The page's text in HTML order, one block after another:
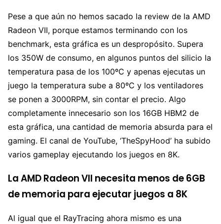
Pese a que aún no hemos sacado la review de la AMD
Radeon VII, porque estamos terminando con los
benchmark, esta gráfica es un despropósito. Supera
los 350W de consumo, en algunos puntos del silicio la
temperatura pasa de los 100ºC y apenas ejecutas un
juego la temperatura sube a 80ºC y los ventiladores
se ponen a 3000RPM, sin contar el precio. Algo
completamente innecesario son los 16GB HBM2 de
esta gráfica, una cantidad de memoria absurda para el
gaming. El canal de YouTube, ‘TheSpyHood’ ha subido
varios gameplay ejecutando los juegos en 8K.
La AMD Radeon VII necesita menos de 6GB
de memoria para ejecutar juegos a 8K
Al igual que el RayTracing ahora mismo es una